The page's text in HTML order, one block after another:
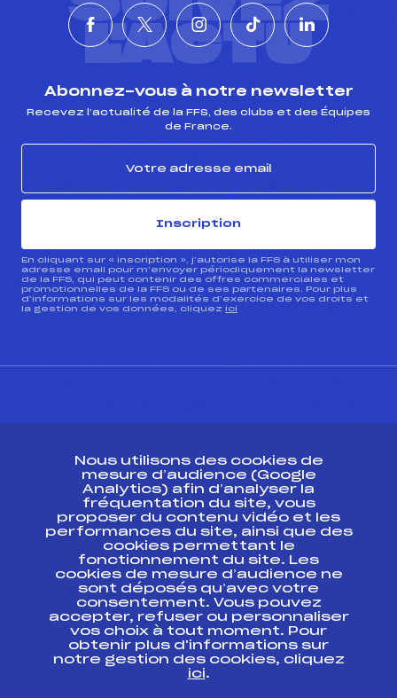
L'ACTU
Abonnez-vous à notre newsletter
Recevez l’actualité de la FFS, des clubs et des Équipes
de France.
Inscription
En cliquant sur « inscription », j’autorise la FFS à utiliser mon
adresse email pour m’envoyer périodiquement la newsletter
de la FFS, qui peut contenir des offres commerciales et
promotionnelles de la FFS ou de ses partenaires. Pour plus
d’informations sur les modalités d’exercice de vos droits et
la gestion de vos données, cliquez ici
ESPACE PRESSE
Ressources
Pass’Neige
Projet sportif fédéral
Projet de performance fédéral
Antidopage
Pôle Développement, Formation, Suivi
Scientifique
Listes ministérielles
Pôle vie de l’athlète
Nous utilisons des cookies de
mesure d’audience (Google
Analytics) afin d’analyser la
fréquentation du site, vous
proposer du contenu vidéo et les
performances du site, ainsi que des
cookies permettant le
fonctionnement du site. Les
cookies de mesure d’audience ne
sont déposés qu’avec votre
consentement. Vous pouvez
accepter, refuser ou personnaliser
vos choix à tout moment. Pour
obtenir plus d'informations sur
notre gestion des cookies, cliquez
ici.